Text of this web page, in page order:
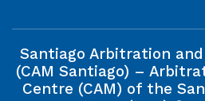
Santiago Arbitration
(CAM Santiago) –
Centre (CAM) of the